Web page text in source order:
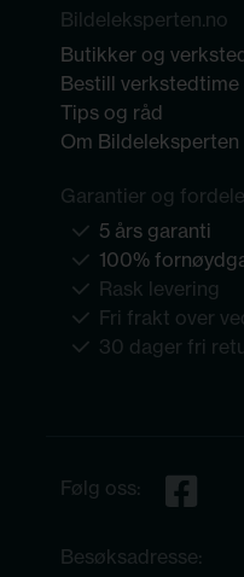
Bildeleksperten.no
Butikker og
Bestill
Tips og råd
Om Bildeleksperten
Garantier og
5 års garanti
100%
Rask levering
Fri frakt over
30 dager fri
Følg oss:
Besøksadresse: